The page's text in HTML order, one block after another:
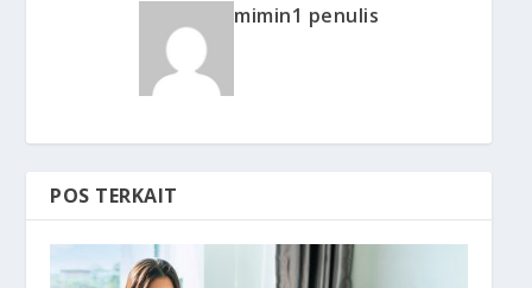
mimin1 penulis
POS TERKAIT